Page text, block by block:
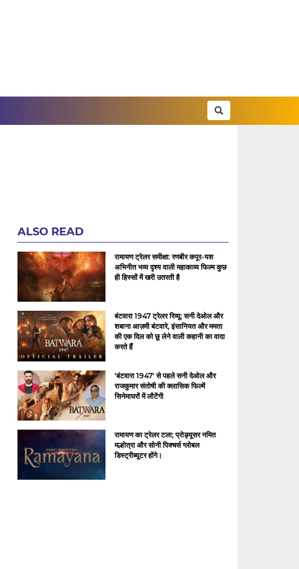
ALSO READ
रामायण ट्रेलर समीक्षा: रणबीर कपूर-यश
अभिनीत भव्य दृश्य वाली महाकाव्य फिल्म कुछ
ही हिस्सों में खरी उतरती है
बंटवारा 1947 ट्रेलर रिव्यू: सनी देओल और
शबाना आज़मी बंटवारे, इंसानियत और ममता
की एक दिल को छू लेने वाली कहानी का वादा
करते हैं
'बंटवारा 1947' से पहले सनी देओल और
राजकुमार संतोषी की क्लासिक फिल्में
सिनेमाघरों में लौटेंगी
रामायण का ट्रेलर टला; प्रोड्यूसर नमित
मल्होत्रा ​​और सोनी पिक्चर्स ग्लोबल
डिस्ट्रीब्यूटर होंगे।